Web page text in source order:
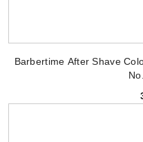
Barbertime After Shave